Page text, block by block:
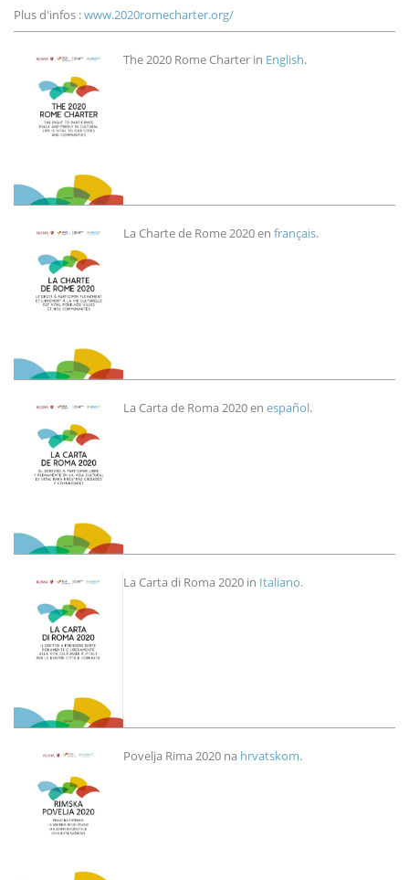
Plus d'infos :www.2020romecharter.org/
Image The 2020 Rome Charter in English.
Image La Charte de Rome 2020 en français.
Image La Carta de Roma 2020 en español.
Image La Carta di Roma 2020 in Italiano.
Image Povelja Rima 2020 na hrvatskom.